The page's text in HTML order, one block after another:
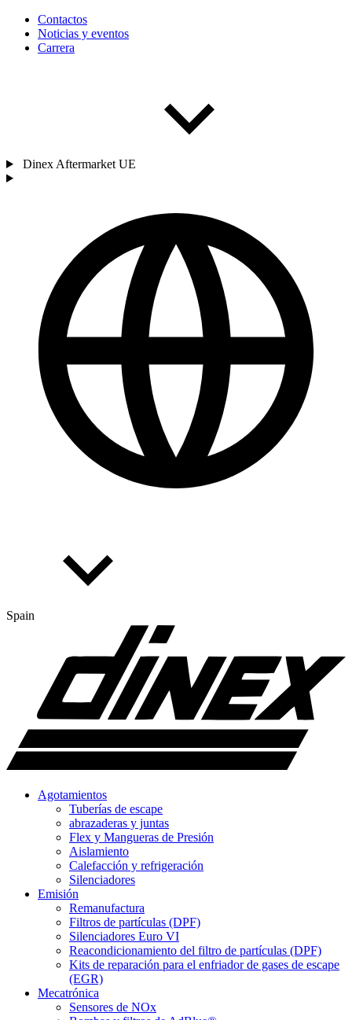
Contactos
Noticias y eventos
Carrera
Dinex Aftermarket UE
Spain
Agotamientos
Tuberías de escape
abrazaderas y juntas
Flex y Mangueras de Presión
Aislamiento
Calefacción y refrigeración
Silenciadores
Emisión
Remanufactura
Filtros de partículas (DPF)
Silenciadores Euro VI
Reacondicionamiento del filtro de partículas (DPF)
Kits de reparación para el enfriador de gases de escape
(EGR)
Mecatrónica
Sensores de NOx